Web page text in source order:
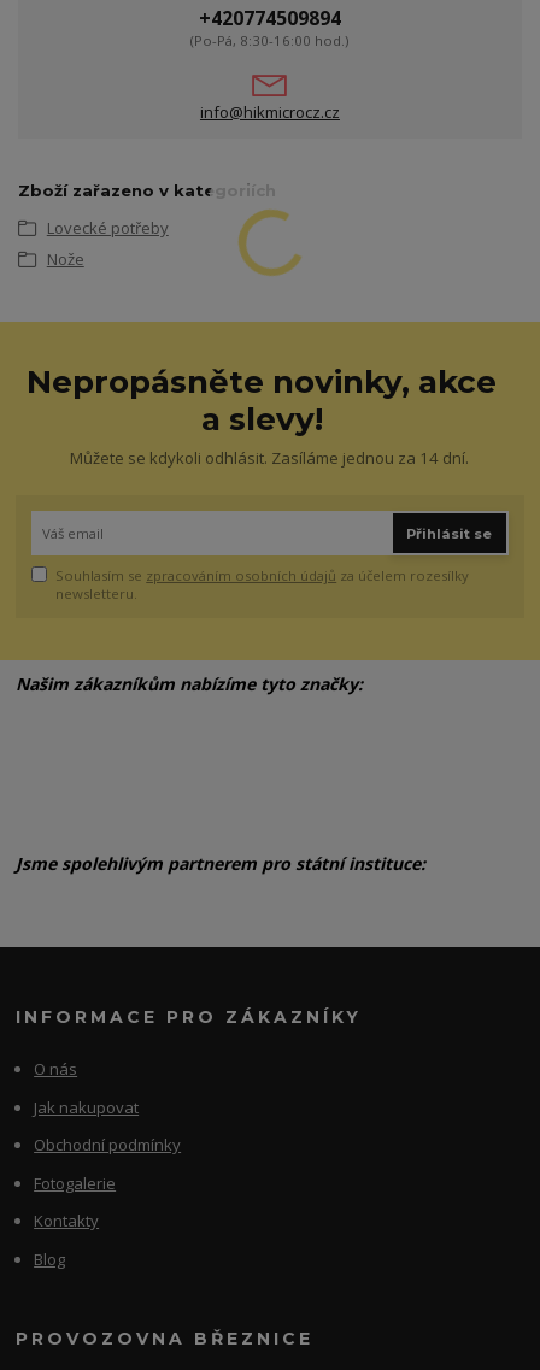
+420774509894
(Po-Pá, 8:30-16:00 hod.)
info@hikmicrocz.cz
Zboží zařazeno v kategoriích
Lovecké potřeby
Nože
Nepropásněte novinky, akce
a slevy!
Můžete se kdykoli odhlásit. Zasíláme jednou za 14 dní.
Přihlásit se
Souhlasím se zpracováním osobních údajů za účelem rozesílky
newsletteru.
Našim zákazníkům nabízíme tyto značky:
Jsme spolehlivým partnerem pro státní instituce:
INFORMACE PRO ZÁKAZNÍKY
O nás
Jak nakupovat
Obchodní podmínky
Fotogalerie
Kontakty
Blog
PROVOZOVNA BŘEZNICE